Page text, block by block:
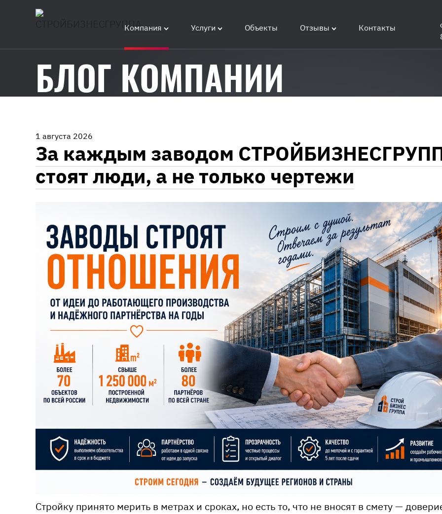
Компания Услуги Объекты Отзывы Контакты
Блог
БЛОГ КОМПАНИИ
1 августа 2026
За каждым заводом
стоят люди, а не только чертежи
Стройку принято мерить в метрах и сроках, но есть то, что не вносят в смету —